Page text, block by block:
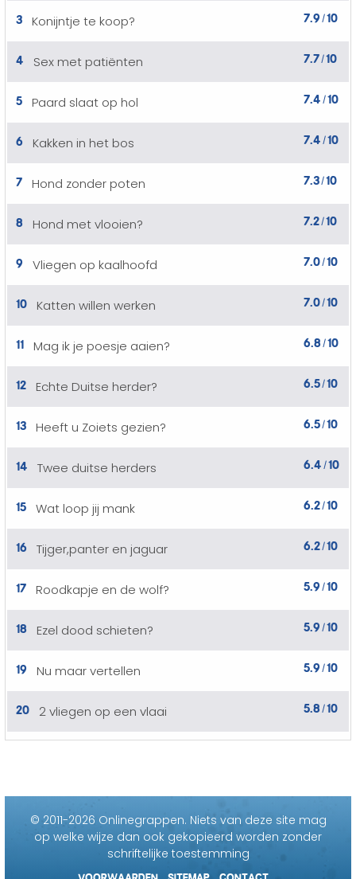
3 Konijntje te koop? 7.9 /10
4 Sex met patiënten 7.7/10
5 Paard slaat op hol 7.4 /10
6 Kakken in het bos 7.4 /10
7 Hond zonder poten 7.3/10
8 Hond met vlooien? 7.2/10
9 Vliegen op kaalhoofd 7.0/10
10 Katten willen werken 7.0/10
11 Mag ik je poesje aaien? 6.8/10
12 Echte Duitse herder? 6.5/10
13 Heeft u Zoiets gezien? 6.5/10
14 Twee duitse herders 6.4 /10
15 Wat loop jij mank 6.2/10
16 Tijger,panter en jaguar 6.2/10
17 Roodkapje en de wolf? 5.9 /10
18 Ezel dood schieten? 5.9 /10
19 Nu maar vertellen 5.9 /10
20 2 vliegen op een vlaai 5.8 /10
© 2011-2026 Onlinegrappen. Niets van deze site mag
op welke wijze dan ook gekopieerd worden zonder
schriftelijke toestemming
VOORWAARDEN SITEMAP CONTACT